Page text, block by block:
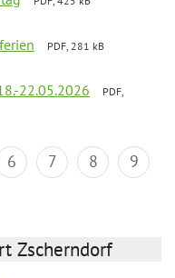
PDF, 281 kB
22.05.2026
PDF,
6 7 8
9
Zscherndorf